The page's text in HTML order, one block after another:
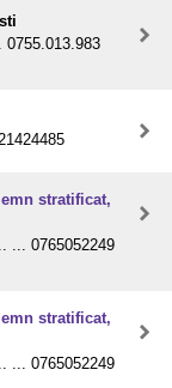
0755.013.983
stratificat,
... 0765052249
stratificat,
... 0765052249